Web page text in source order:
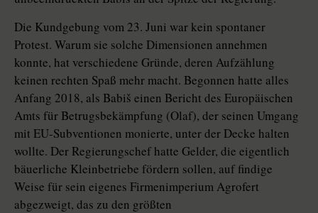
Die Kundgebung vom 23. Juni war kein spontaner
Protest. Warum sie solche Dimensionen annehmen
konnte, hat verschiedene Gründe, deren Aufzählung
keinen rechten Spaß mehr macht. Begonnen hatte alles
Anfang 2018, als Babiš einen Bericht des Europäischen
Amts für Betrugsbekämpfung (Olaf), der seinen Umgang
mit EU-Subventionen monierte, unter der Decke halten
wollte. Der Regierungschef hatte Gelder, die eigentlich
bäuerliche Kleinbetriebe fördern sollen, auf findige
Weise für sein eigenes Firmenimperium Agrofert
abgezweigt, das zu den größten